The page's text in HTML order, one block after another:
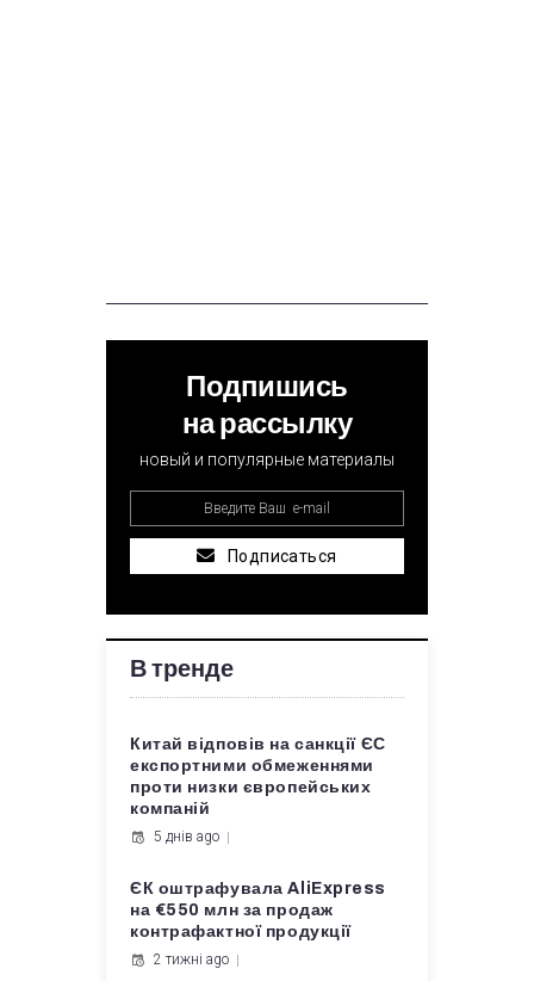
Подпишись
на рассылку
новый и популярные материалы
Подписаться
В тренде
Китай відповів на санкції ЄС
експортними обмеженнями
проти низки європейських
компаній
5 днів ago
ЄК оштрафувала AliExpress
на €550 млн за продаж
контрафактної продукції
2 тижні ago